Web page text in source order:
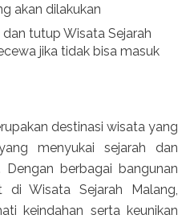
akan dilakukan
tutup Wisata Sejarah
jika tidak bisa masuk
destinasi wisata yang
menyukai sejarah dan
Dengan berbagai bangunan
di Wisata Sejarah Malang,
keindahan serta keunikan